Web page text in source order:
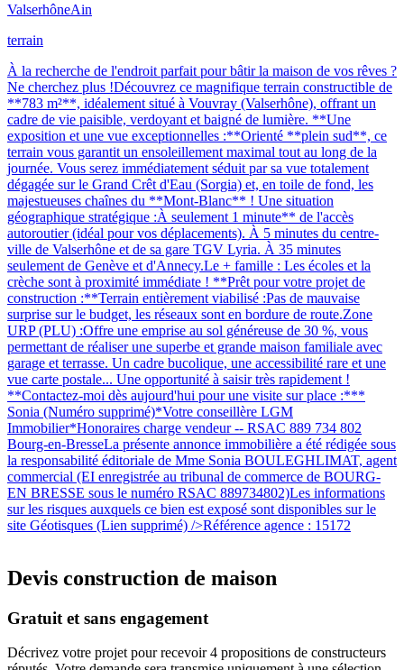
ValserhôneAin
terrain
À la recherche de l'endroit parfait pour bâtir la maison de vos rêves ?
Ne cherchez plus !Découvrez ce magnifique terrain constructible de
**783 m²**, idéalement situé à Vouvray (Valserhône), offrant un
cadre de vie paisible, verdoyant et baigné de lumière. **Une
exposition et une vue exceptionnelles :**Orienté **plein sud**, ce
terrain vous garantit un ensoleillement maximal tout au long de la
journée. Vous serez immédiatement séduit par sa vue totalement
dégagée sur le Grand Crêt d'Eau (Sorgia) et, en toile de fond, les
majestueuses chaînes du **Mont-Blanc** ! Une situation
géographique stratégique :À seulement 1 minute** de l'accès
autoroutier (idéal pour vos déplacements). À 5 minutes du centre-
ville de Valserhône et de sa gare TGV Lyria. À 35 minutes
seulement de Genève et d'Annecy.Le + famille : Les écoles et la
crèche sont à proximité immédiate ! **Prêt pour votre projet de
construction :**Terrain entièrement viabilisé :Pas de mauvaise
surprise sur le budget, les réseaux sont en bordure de route.Zone
URP (PLU) :Offre une emprise au sol généreuse de 30 %, vous
permettant de réaliser une superbe et grande maison familiale avec
garage et terrasse. Un cadre bucolique, une accessibilité rare et une
vue carte postale... Une opportunité à saisir très rapidement !
**Contactez-moi dès aujourd'hui pour une visite sur place :***
Sonia (Numéro supprimé)*Votre conseillère LGM
Immobilier*Honoraires charge vendeur -- RSAC 889 734 802
Bourg-en-BresseLa présente annonce immobilière a été rédigée sous
la responsabilité éditoriale de Mme Sonia BOULEGHLIMAT, agent
commercial (EI enregistrée au tribunal de commerce de BOURG-
EN BRESSE sous le numéro RSAC 889734802)Les informations
sur les risques auxquels ce bien est exposé sont disponibles sur le
site Géotisques (Lien supprimé) />Référence agence : 15172
Devis construction de maison
Gratuit et sans engagement
Décrivez votre projet pour recevoir 4 propositions de constructeurs